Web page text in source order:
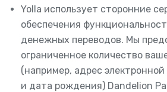
Yolla использует сторонние
обеспечения
денежных переводов. Мы
ограниченное количество
(например, адрес
и дата рождения) Dandelion